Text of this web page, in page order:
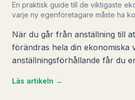
En praktisk guide till de viktigaste
varje ny egenföretagare måste ha
När du går från anställning till
förändras hela din ekonomiska
anställningsförhållande får du
och du behöver sällan tänka på
Läs artikeln →